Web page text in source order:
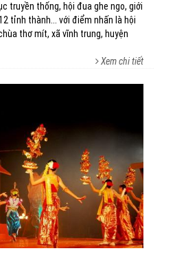
truyền thống, hội đua ghe ngo, giới
tỉnh thành... với điểm nhấn là hội
thơ mít, xã vĩnh trung, huyện
Xem chi tiết